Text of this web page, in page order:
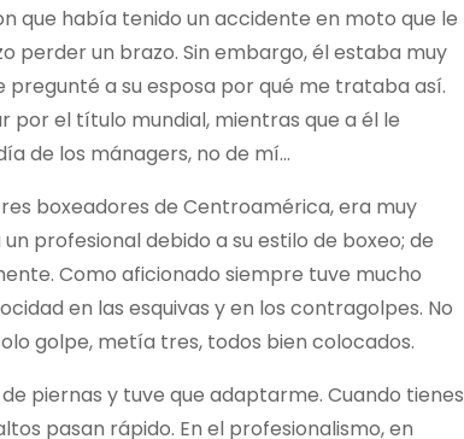
que había tenido un accidente en moto que le
perder un brazo. Sin embargo, él estaba muy
pregunté a su esposa por qué me trataba así.
por el título mundial, mientras que a él le
de los mánagers, no de mí…
boxeadores de Centroamérica, era muy
profesional debido a su estilo de boxeo; de
Como aficionado siempre tuve mucho
en las esquivas y en los contragolpes. No
golpe, metía tres, todos bien colocados.
piernas y tuve que adaptarme. Cuando tienes
pasan rápido. En el profesionalismo, en